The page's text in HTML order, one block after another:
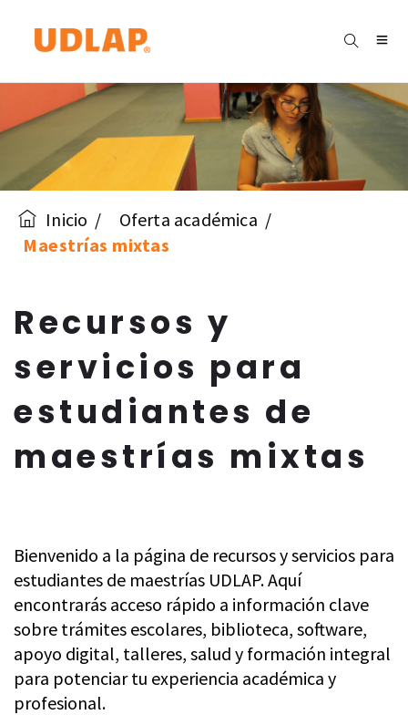
Inicio
Oferta académica
Maestrías mixtas
Recursos y
servicios para
estudiantes de
maestrías mixtas
Bienvenido a la página de recursos y servicios para
estudiantes de maestrías UDLAP. Aquí
encontrarás acceso rápido a información clave
sobre trámites escolares, biblioteca, software,
apoyo digital, talleres, salud y formación integral
para potenciar tu experiencia académica y
profesional.